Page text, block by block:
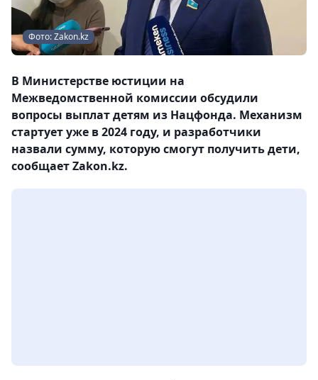
Фото: Zakon.kz
В Министерстве юстиции на
Межведомственной комиссии обсудили
вопросы выплат детям из Нацфонда. Механизм
стартует уже в 2024 году, и разработчики
назвали сумму, которую смогут получить дети,
сообщает Zakon.kz.